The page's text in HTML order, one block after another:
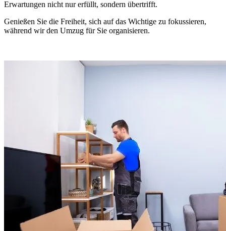
Erwartungen nicht nur erfüllt, sondern übertrifft.
Genießen Sie die Freiheit, sich auf das Wichtige zu fokussieren,
während wir den Umzug für Sie organisieren.